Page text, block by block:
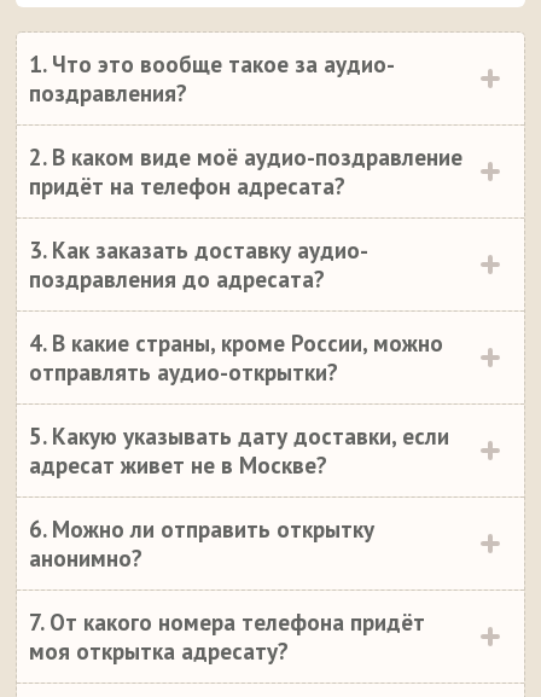
1. Что это вообще такое за аудио-
поздравления?
2. В каком виде моё аудио-поздравление
придёт на телефон адресата?
3. Как заказать доставку аудио-
поздравления до адресата?
4. В какие страны, кроме России, можно
отправлять аудио-открытки?
5. Какую указывать дату доставки, если
адресат живет не в Москве?
6. Можно ли отправить открытку
анонимно?
7. От какого номера телефона придёт
моя открытка адресату?